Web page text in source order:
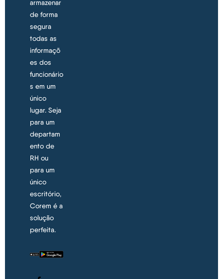
armazenar
de forma
segura
todas as
informaçõ
es dos
funcionário
s em um
único
lugar. Seja
para um
departam
ento de
RH ou
para um
único
escritório,
Corem é a
solução
perfeita.